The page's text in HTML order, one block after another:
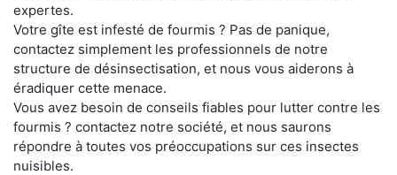
expertes.
Votre gîte est infesté de fourmis ? Pas de panique,
contactez simplement les professionnels de notre
structure de désinsectisation, et nous vous aiderons à
éradiquer cette menace.
Vous avez besoin de conseils fiables pour lutter contre les
fourmis ? contactez notre société, et nous saurons
répondre à toutes vos préoccupations sur ces insectes
nuisibles.